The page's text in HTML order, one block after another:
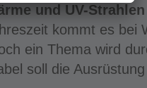
und UV-Strahlen
kommt es bei
ein Thema wird
soll die